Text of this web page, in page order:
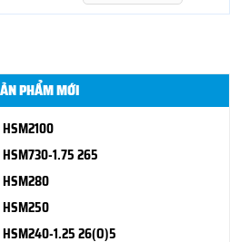
PHẨM MỚI
1.75 265
1.25 26(O)5